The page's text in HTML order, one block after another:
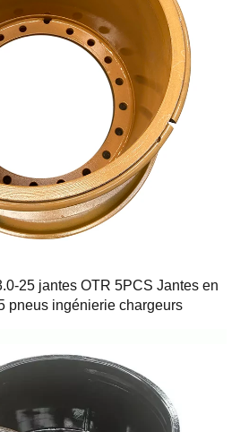
25 jantes OTR 5PCS Jantes en
pneus ingénierie chargeurs